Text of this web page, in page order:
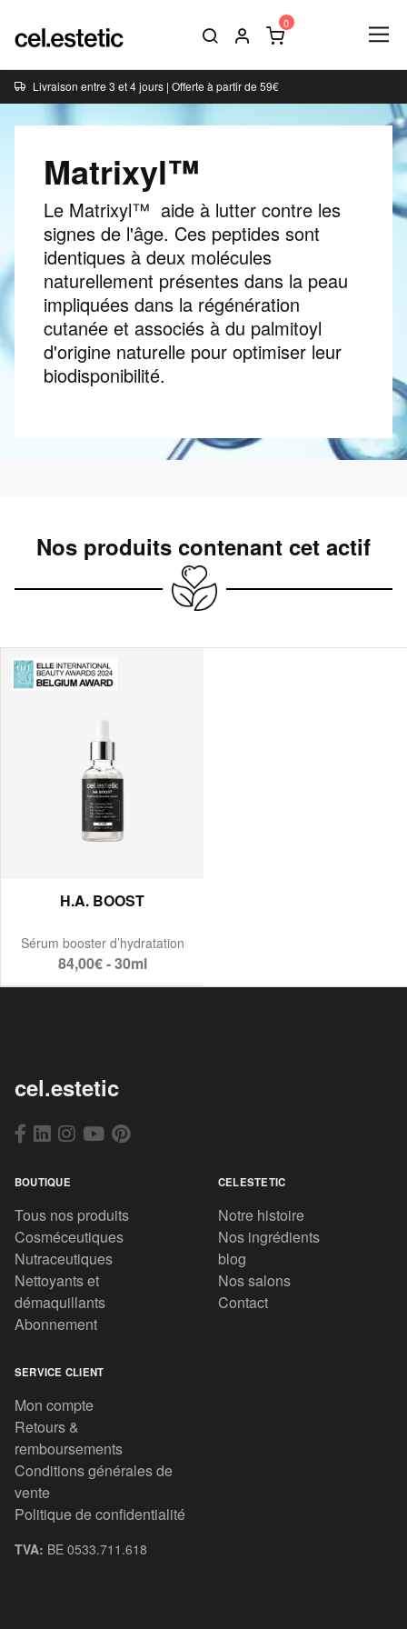
Livraison entre 3 et 4 jours | Offerte à partir de 59€
Matrixyl™
Le Matrixyl™ aide à lutter contre les
signes de l'âge. Ces peptides sont
identiques à deux molécules
naturellement présentes dans la peau
impliquées dans la régénération
cutanée et associés à du palmitoyl
d'origine naturelle pour optimiser leur
biodisponibilité.
Nos produits contenant cet actif
H.A. BOOST
Sérum booster d’hydratation
84,00€ - 30ml
cel.estetic
BOUTIQUE
Tous nos produits
Cosméceutiques
Nutraceutiques
Nettoyants et
démaquillants
Abonnement
CELESTETIC
Notre histoire
Nos ingrédients
blog
Nos salons
Contact
SERVICE CLIENT
Mon compte
Retours &
remboursements
Conditions générales de
vente
Politique de confidentialité
TVA: BE 0533.711.618